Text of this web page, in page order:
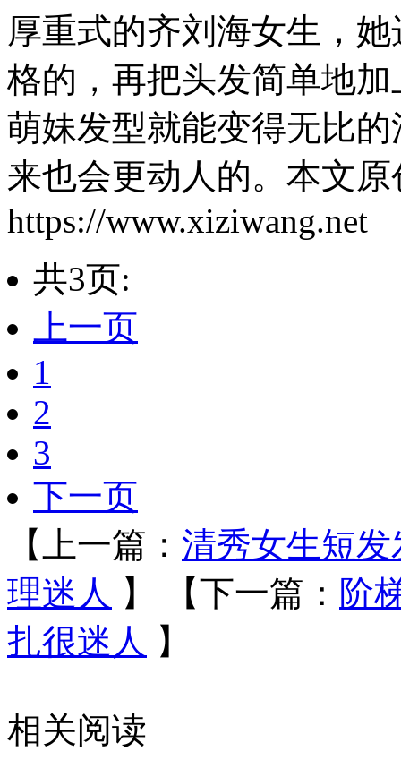
厚重式的齐刘海女生，
格的，再把头发简单地
萌妹发型就能变得无比
来也会更动人的。本文
https://www.xiziwang.net
共3页:
上一页
1
2
3
下一页
【上一篇： 清秀女生短
理迷人 】 【下一篇： 阶
扎很迷人 】
相关阅读